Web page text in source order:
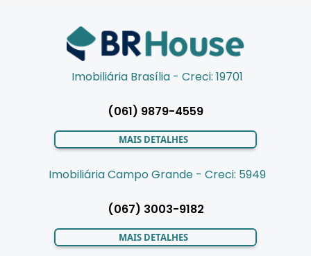
Imobiliária Brasília - Creci: 19701
(061) 9879-4559
MAIS DETALHES
Imobiliária Campo Grande - Creci: 5949
(067) 3003-9182
MAIS DETALHES